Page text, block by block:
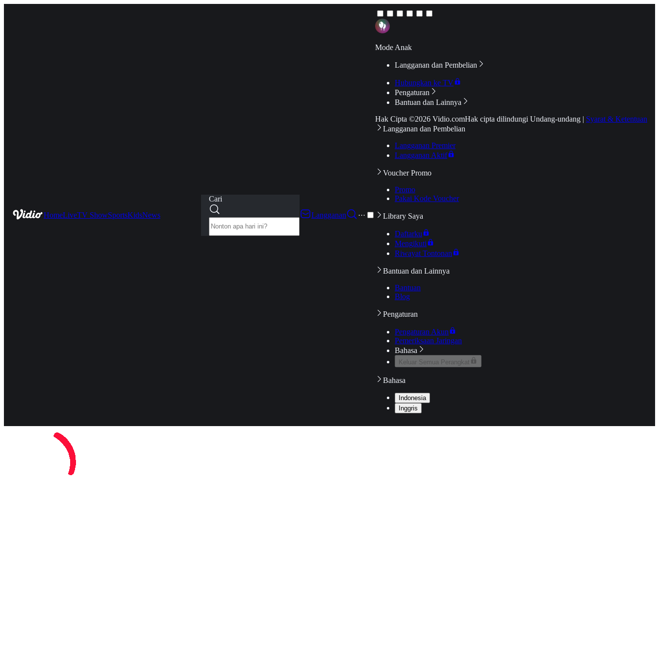
HomeLiveTV ShowSportsKidsNews
Cari
Langganan
···
Mode Anak
Langganan dan Pembelian
Hubungkan ke TV
Pengaturan
Bantuan dan Lainnya
Hak Cipta ©2026 Vidio.comHak cipta dilindungi Undang-undang | Syarat & Ketentuan
Langganan dan Pembelian
Langganan Premier
Langganan Aktif
Voucher Promo
Promo
Pakai Kode Voucher
Library Saya
Daftarku
Mengikuti
Riwayat Tontonan
Bantuan dan Lainnya
Bantuan
Blog
Pengaturan
Pengaturan Akun
Pemeriksaan Jaringan
Bahasa
Keluar Semua Perangkat
Bahasa
Indonesia
Inggris